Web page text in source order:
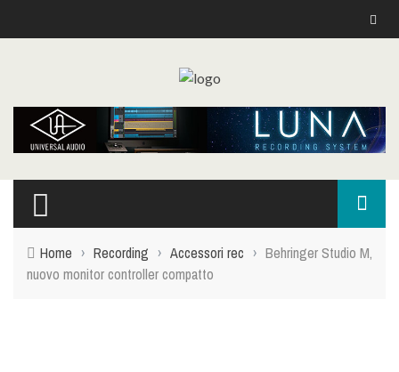
Home › Recording › Accessori rec › Behringer Studio M,
nuovo monitor controller compatto